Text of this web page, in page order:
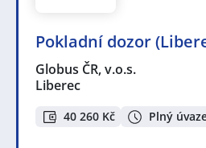
Pokladní dozor
Globus ČR, v.o.s.
Liberec
40 260 Kč Plný